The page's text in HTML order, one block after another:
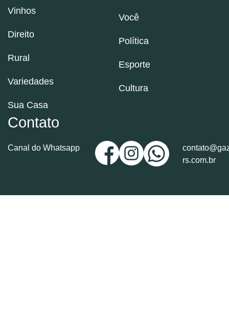
Vinhos
Direito
Rural
Variedades
Sua Casa
Você
Política
Esporte
Cultura
Contato
Canal do Whatsapp
rs.com.br